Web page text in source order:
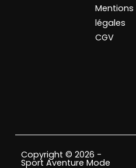
Mentions
légales
CGV
Copyright © 2026 -
Sport Aventure Mode